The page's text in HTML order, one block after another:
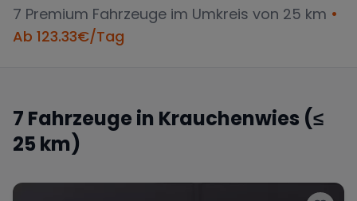
Mercedes
7 Premium Fahrzeuge im Umkreis von 25 km •
Ab 123.33€/Tag
7 Fahrzeuge in Krauchenwies (≤
25 km)